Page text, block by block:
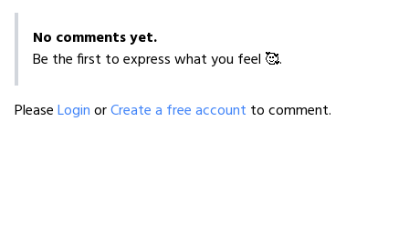
No comments yet.
Be the first to express what you feel 🥰.
PleaseLoginorCreate a free account to comment.